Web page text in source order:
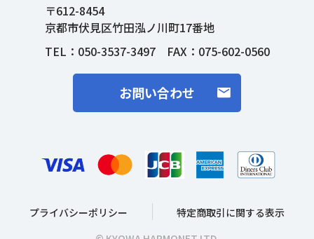
〒612-8454
京都市伏見区竹田泓ノ川町17番地
TEL： 050-3537-3497FAX：075-602-0560
お問い合わせ
プライバシーポリシー
特定商取引に関する表示